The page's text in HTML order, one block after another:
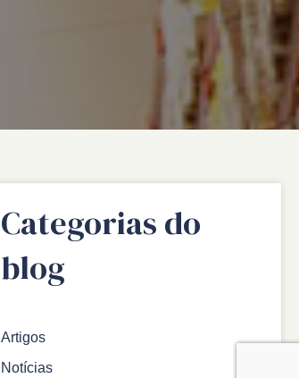
Categorias do
blog
Artigos
Notícias